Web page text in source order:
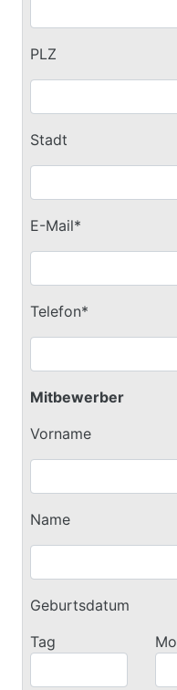
PLZ
Stadt
E-Mail*
Telefon*
Mitbewerber
Vorname
Name
Geburtsdatum
Tag